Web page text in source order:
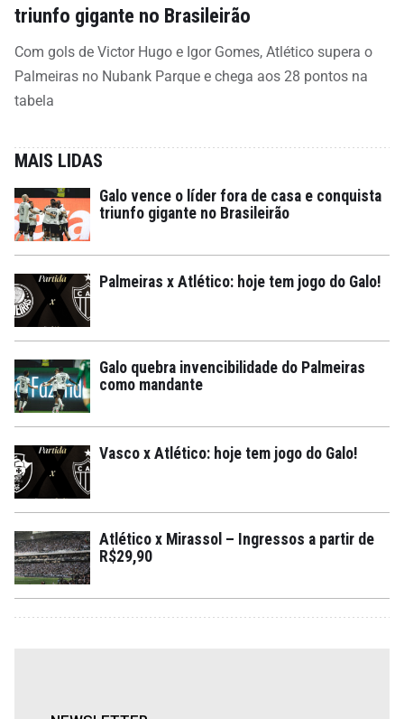
triunfo gigante no Brasileirão
Com gols de Victor Hugo e Igor Gomes, Atlético supera o
Palmeiras no Nubank Parque e chega aos 28 pontos na
tabela
MAIS LIDAS
Galo vence o líder fora de casa e conquista
triunfo gigante no Brasileirão
Palmeiras x Atlético: hoje tem jogo do Galo!
Galo quebra invencibilidade do Palmeiras
como mandante
Vasco x Atlético: hoje tem jogo do Galo!
Atlético x Mirassol – Ingressos a partir de
R$29,90